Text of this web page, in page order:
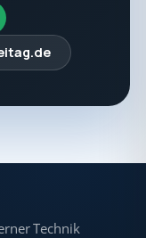
Technik